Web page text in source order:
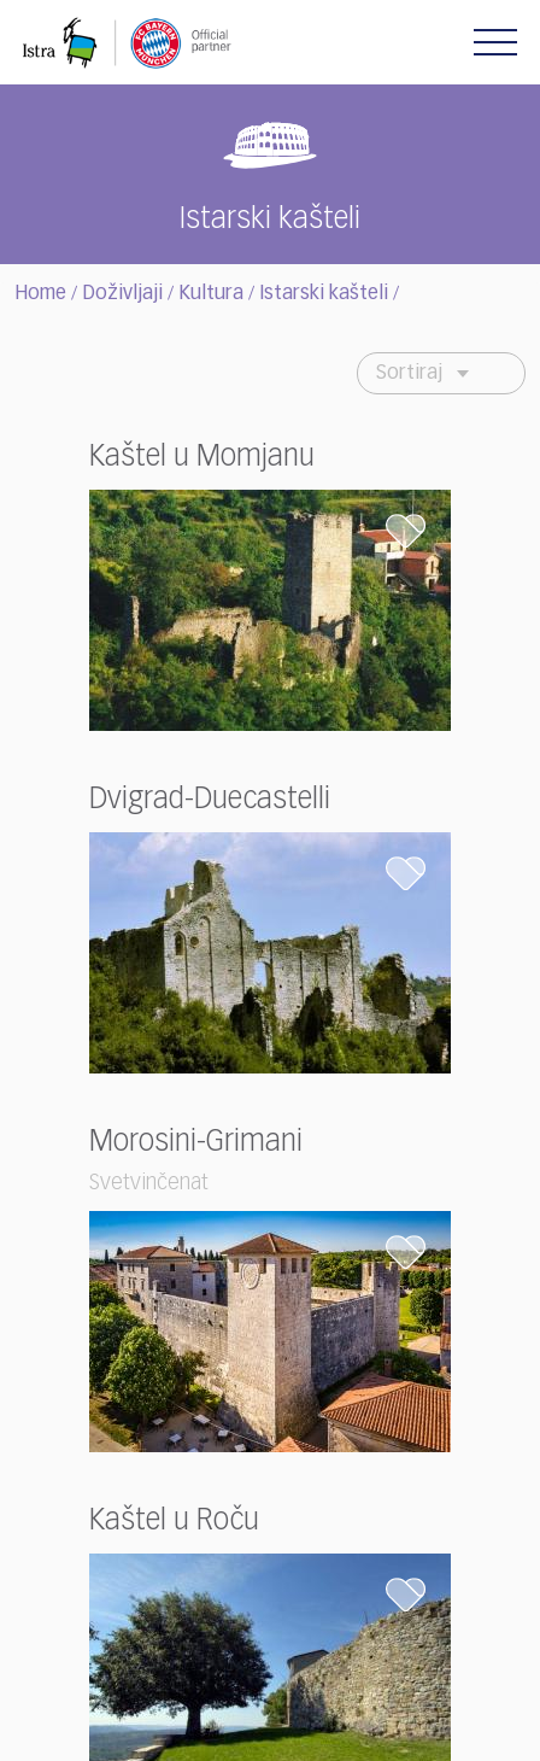
note:
Istarski kašteli
Home / Doživljaji / Kultura / Istarski kašteli /
Sortiraj
Kaštel u Momjanu
Dvigrad-Duecastelli
Morosini-Grimani
Svetvinčenat
Kaštel u Roču